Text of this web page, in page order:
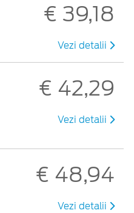
€ 39,18
Vezi detalii
€ 42,29
Vezi detalii
€ 48,94
Vezi detalii